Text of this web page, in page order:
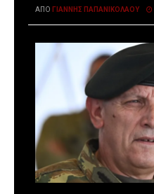
ΑΠΌ ΓΙΆΝΝΗΣ ΠΑΠΑΝΙΚΟΛΆΟΥ